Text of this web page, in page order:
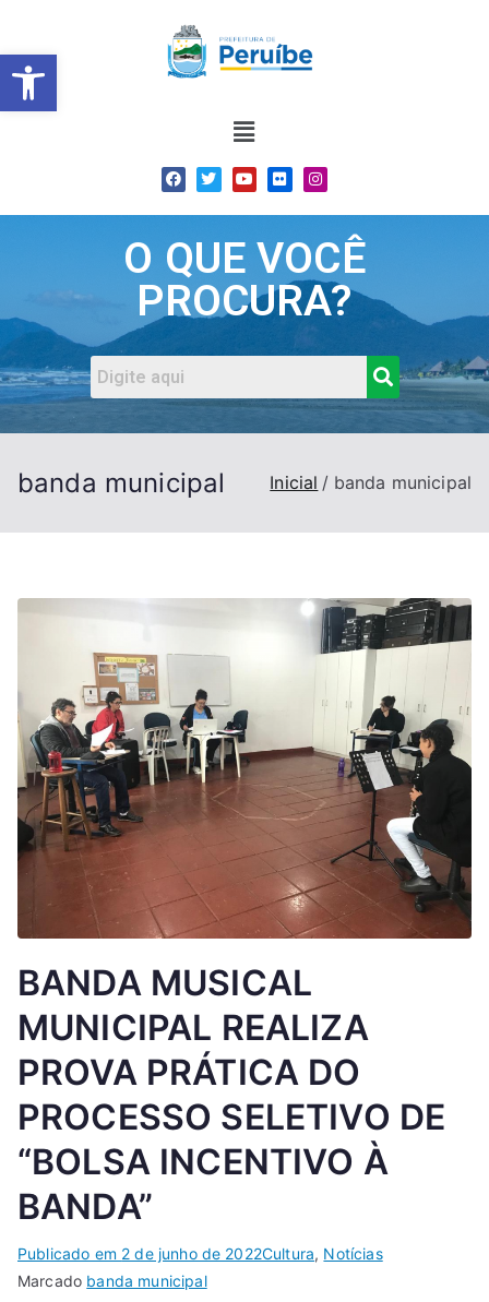
Barra de Ferramentas
O QUE VOCÊ
PROCURA?
banda municipal Inicial banda municipal
BANDA MUSICAL
MUNICIPAL REALIZA
PROVA PRÁTICA DO
PROCESSO SELETIVO DE
“BOLSA INCENTIVO À
BANDA”
Publicado em 2 de junho de 2022Cultura, Notícias
Marcado banda municipal